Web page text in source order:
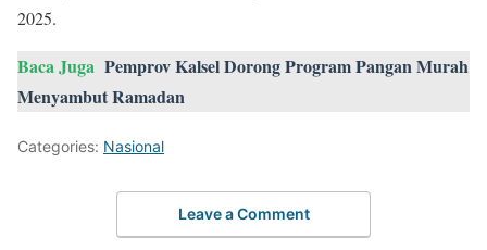
2025.
Baca Juga Pemprov Kalsel Dorong Program Pangan Murah
Menyambut Ramadan
Categories: Nasional
Leave a Comment